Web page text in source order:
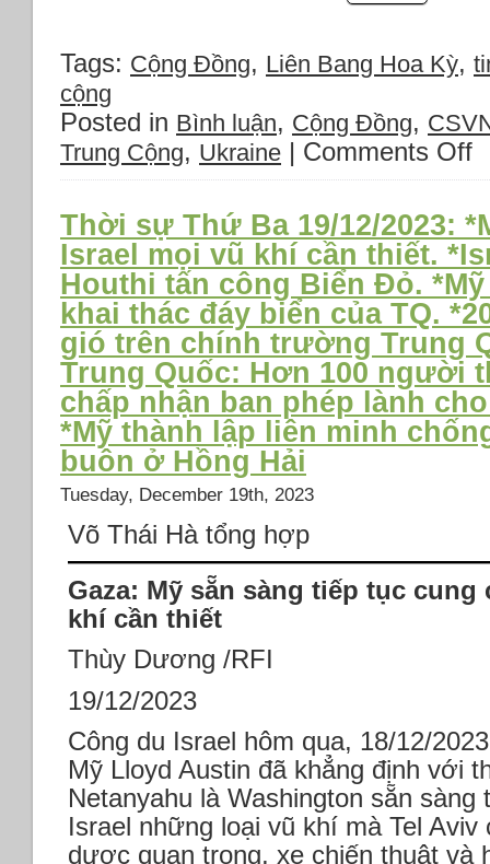
Tags: Cộng Đồng, Liên Bang Hoa Kỳ,
cộng
Posted in Bình luận, Cộng Đồng,
Trung Cộng, Ukraine | Comments Offon
có
ở
Thời sự Thứ Ba 19/12/2023:
Israel mọi vũ khí cần thiết.
Houthi tấn công Biển Đỏ.
khai thác đáy biển của TQ.
gió trên chính trường Trung
Trung Quốc: Hơn 100 người
chấp nhận ban phép lành
*Mỹ thành lập liên minh
buôn ở Hồng Hải
Tuesday, December 19th, 2023
Võ Thái Hà tổng hợp
Gaza: Mỹ sẵn sàng tiếp tục
khí cần thiết
Thùy Dương /RFI
19/12/2023
Công du Israel hôm qua, 18/12/
Mỹ Lloyd Austin đã khẳng định với
Netanyahu là Washington sẵn sàng
Israel những loại vũ khí mà Tel
dược quan trọng, xe chiến thuật và